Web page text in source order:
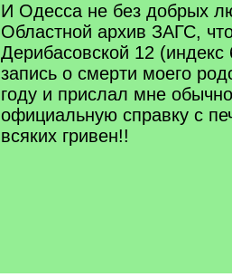
И Одесса не без добрых
Областной архив ЗАГС,
Дерибасовской 12
запись о смерти моего
году и прислал мне
официальную справку с
всяких гривен!!